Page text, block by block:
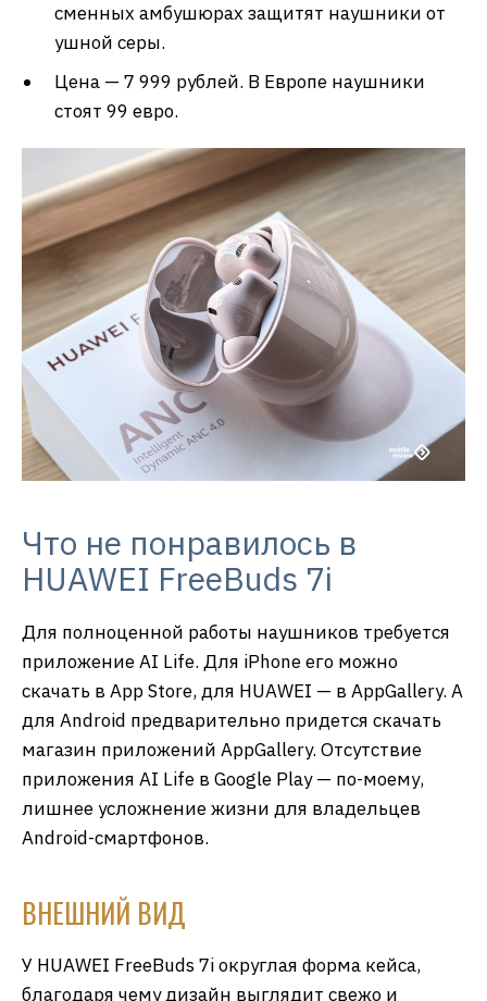
сменных амбушюрах защитят наушники от
ушной серы.
Цена — 7 999 рублей. В Европе наушники
стоят 99 евро.
Что не понравилось в
HUAWEI FreeBuds 7i
Для полноценной работы наушников требуется
приложение AI Life. Для iPhone его можно
скачать в App Store, для HUAWEI — в AppGallery. А
для Android предварительно придется скачать
магазин приложений AppGallery. Отсутствие
приложения AI Life в Google Play — по-моему,
лишнее усложнение жизни для владельцев
Android-смартфонов.
ВНЕШНИЙ ВИД
У HUAWEI FreeBuds 7i округлая форма кейса,
благодаря чему дизайн выглядит свежо и